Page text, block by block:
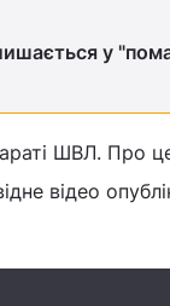
у
ШВЛ. Про
відео